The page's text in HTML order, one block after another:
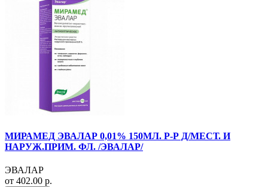
МИРАМЕД ЭВАЛАР 0,01% 150МЛ. Р-Р Д/МЕСТ. И
НАРУЖ.ПРИМ. ФЛ. /ЭВАЛАР/
ЭВАЛАР
от 402.00 р.